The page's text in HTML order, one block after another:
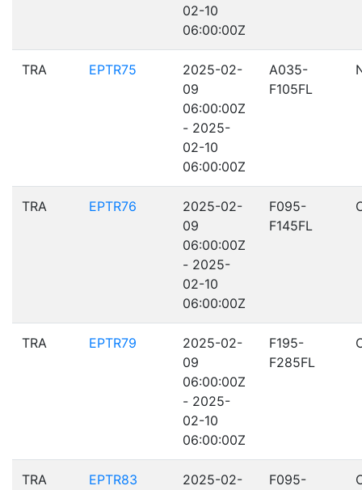
02-10
06:00:00Z
TRA EPTR75
2025-02-
09
06:00:00Z
- 2025-
02-10
06:00:00Z
A035-
F105FL
TRA EPTR76
2025-02-
09
06:00:00Z
- 2025-
02-10
06:00:00Z
F095-
F145FL
TRA EPTR79
2025-02-
09
06:00:00Z
- 2025-
02-10
06:00:00Z
F195-
F285FL
TRA EPTR83
2025-02-
F095-